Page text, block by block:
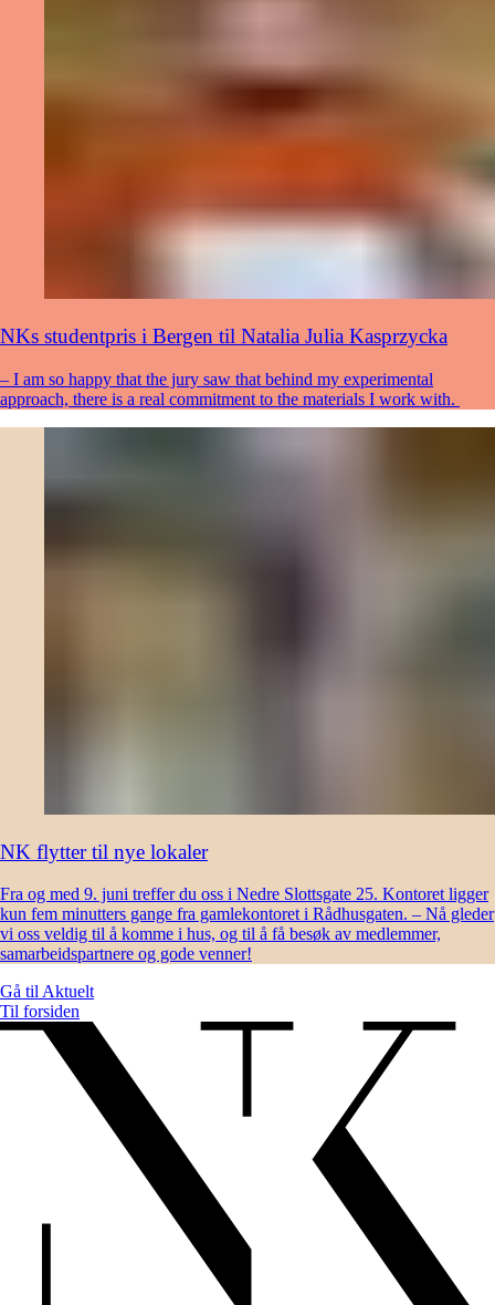
NKs studentpris i Bergen til Natalia Julia Kasprzycka
– I am so happy that the jury saw that behind my experimental
approach, there is a real commitment to the materials I work with.
NK flytter til nye lokaler
Fra og med 9. juni treffer du oss i Nedre Slottsgate 25. Kontoret ligger
kun fem minutters gange fra gamlekontoret i Rådhusgaten. – Nå gleder
vi oss veldig til å komme i hus, og til å få besøk av medlemmer,
samarbeidspartnere og gode venner!
Gå til Aktuelt
Til forsiden